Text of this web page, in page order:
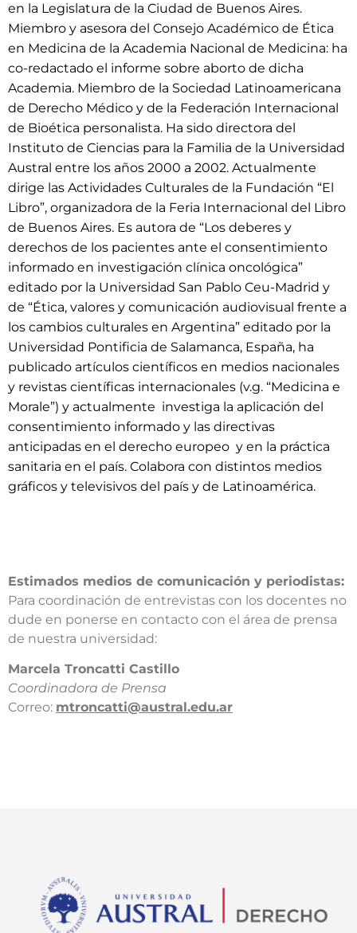
en la Legislatura de la Ciudad de Buenos Aires.
Miembro y asesora del Consejo Académico de Ética
en Medicina de la Academia Nacional de Medicina: ha
co-redactado el informe sobre aborto de dicha
Academia. Miembro de la Sociedad Latinoamericana
de Derecho Médico y de la Federación Internacional
de Bioética personalista. Ha sido directora del
Instituto de Ciencias para la Familia de la Universidad
Austral entre los años 2000 a 2002. Actualmente
dirige las Actividades Culturales de la Fundación “El
Libro”, organizadora de la Feria Internacional del Libro
de Buenos Aires. Es autora de “Los deberes y
derechos de los pacientes ante el consentimiento
informado en investigación clínica oncológica”
editado por la Universidad San Pablo Ceu-Madrid y
de “Ética, valores y comunicación audiovisual frente a
los cambios culturales en Argentina” editado por la
Universidad Pontificia de Salamanca, España, ha
publicado artículos científicos en medios nacionales
y revistas científicas internacionales (v.g. “Medicina e
Morale”) y actualmente investiga la aplicación del
consentimiento informado y las directivas
anticipadas en el derecho europeo y en la práctica
sanitaria en el país. Colabora con distintos medios
gráficos y televisivos del país y de Latinoamérica.
Estimados medios de comunicación y periodistas:
Para coordinación de entrevistas con los docentes no
dude en ponerse en contacto con el área de prensa
de nuestra universidad:​
​Marcela Troncatti Castillo​
Coordinadora de Prensa​
Correo: mtroncatti@austral.edu.ar​